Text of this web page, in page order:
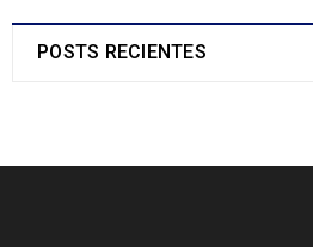
POSTS RECIENTES